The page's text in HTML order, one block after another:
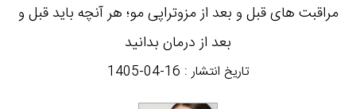
مراقبت های قبل و بعد از مزوتراپی مو؛ هر آنچه باید قبل و
بعد از درمان بدانید
تاریخ انتشار : 1405-04-16